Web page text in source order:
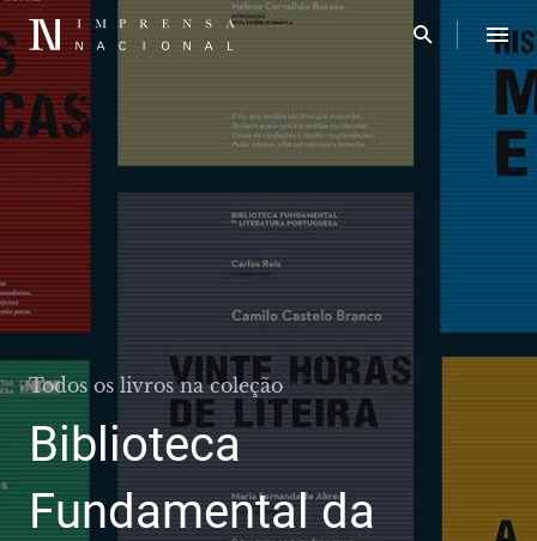
Todos os livros na coleção
Biblioteca
Fundamental da